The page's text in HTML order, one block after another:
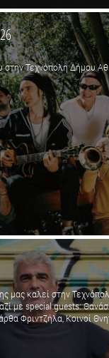
στην Τεχνόπολη Δήμου
μας καλεί στην
με special guests:
Φριντζήλα, Κοινοί